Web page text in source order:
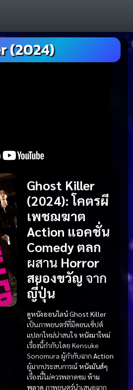
(2024)
Ghost Killer
(2024):โคตรผี
เพชฌฆาต
Action แอคชั่น
Comedy ตลก
ผสาน Horror
สยองขวัญ จาก
ญี่ปุ่น
ดูหนังออนไลน์Ghost Killer
เป็นภาพยนตร์ที่มีคอนเซ็ปต์
แปลกใหม่น่าสนใจ หนังมาใหม่
เรื่องนี้กำกับโดย Kensuke
Sonomura ผู้กำกับฉาก Action
ผู้มากประสบการณ์หนังมันส์ๆ
เรื่องนี้ไม่ควรพลาดชม ห้าม
พลาด ภาพยนตร์นำเสนอฉาก